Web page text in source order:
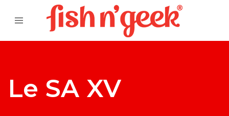
Le SA XV